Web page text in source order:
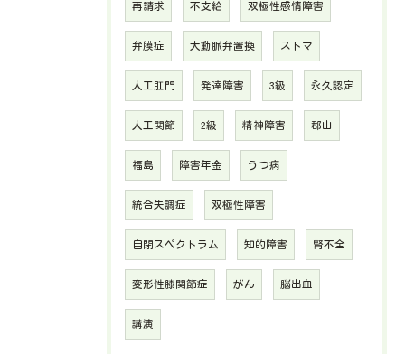
再請求 不支給 双極性感情障害
弁膜症 大動脈弁置換 ストマ
人工肛門 発達障害 3級 永久認定
人工関節 2級 精神障害 郡山
福島 障害年金 うつ病
統合失調症 双極性障害
自閉スペクトラム 知的障害 腎不全
変形性膝関節症 がん 脳出血
講演